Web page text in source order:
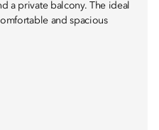
a private balcony. The ideal
and spacious